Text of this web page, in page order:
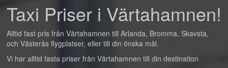
Taxi Priser i Värtahamnen!
Alltid fast pris från Värtahamnen till Arlanda, Bromma, Skavsta,
och Västerås flygplatser, eller till din önska mål.
Vi har alltid fasta priser från Värtahamnen till din destination